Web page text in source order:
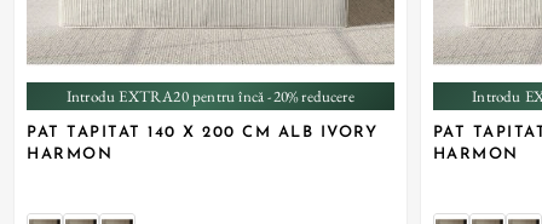
Introdu EXTRA20 pentru încă -20% reducere
PAT TAPITAT 140 X 200 CM ALB IVORY
HARMON
+ 3
Introdu
PAT
HARMON